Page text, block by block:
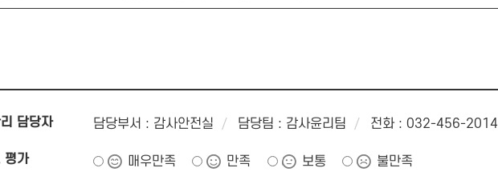
담당자 담당부서 : 감사안전실 담당팀 : 감사윤리팀 전화 : 032-456-2014
평가 매우만족 만족 보통
불만족